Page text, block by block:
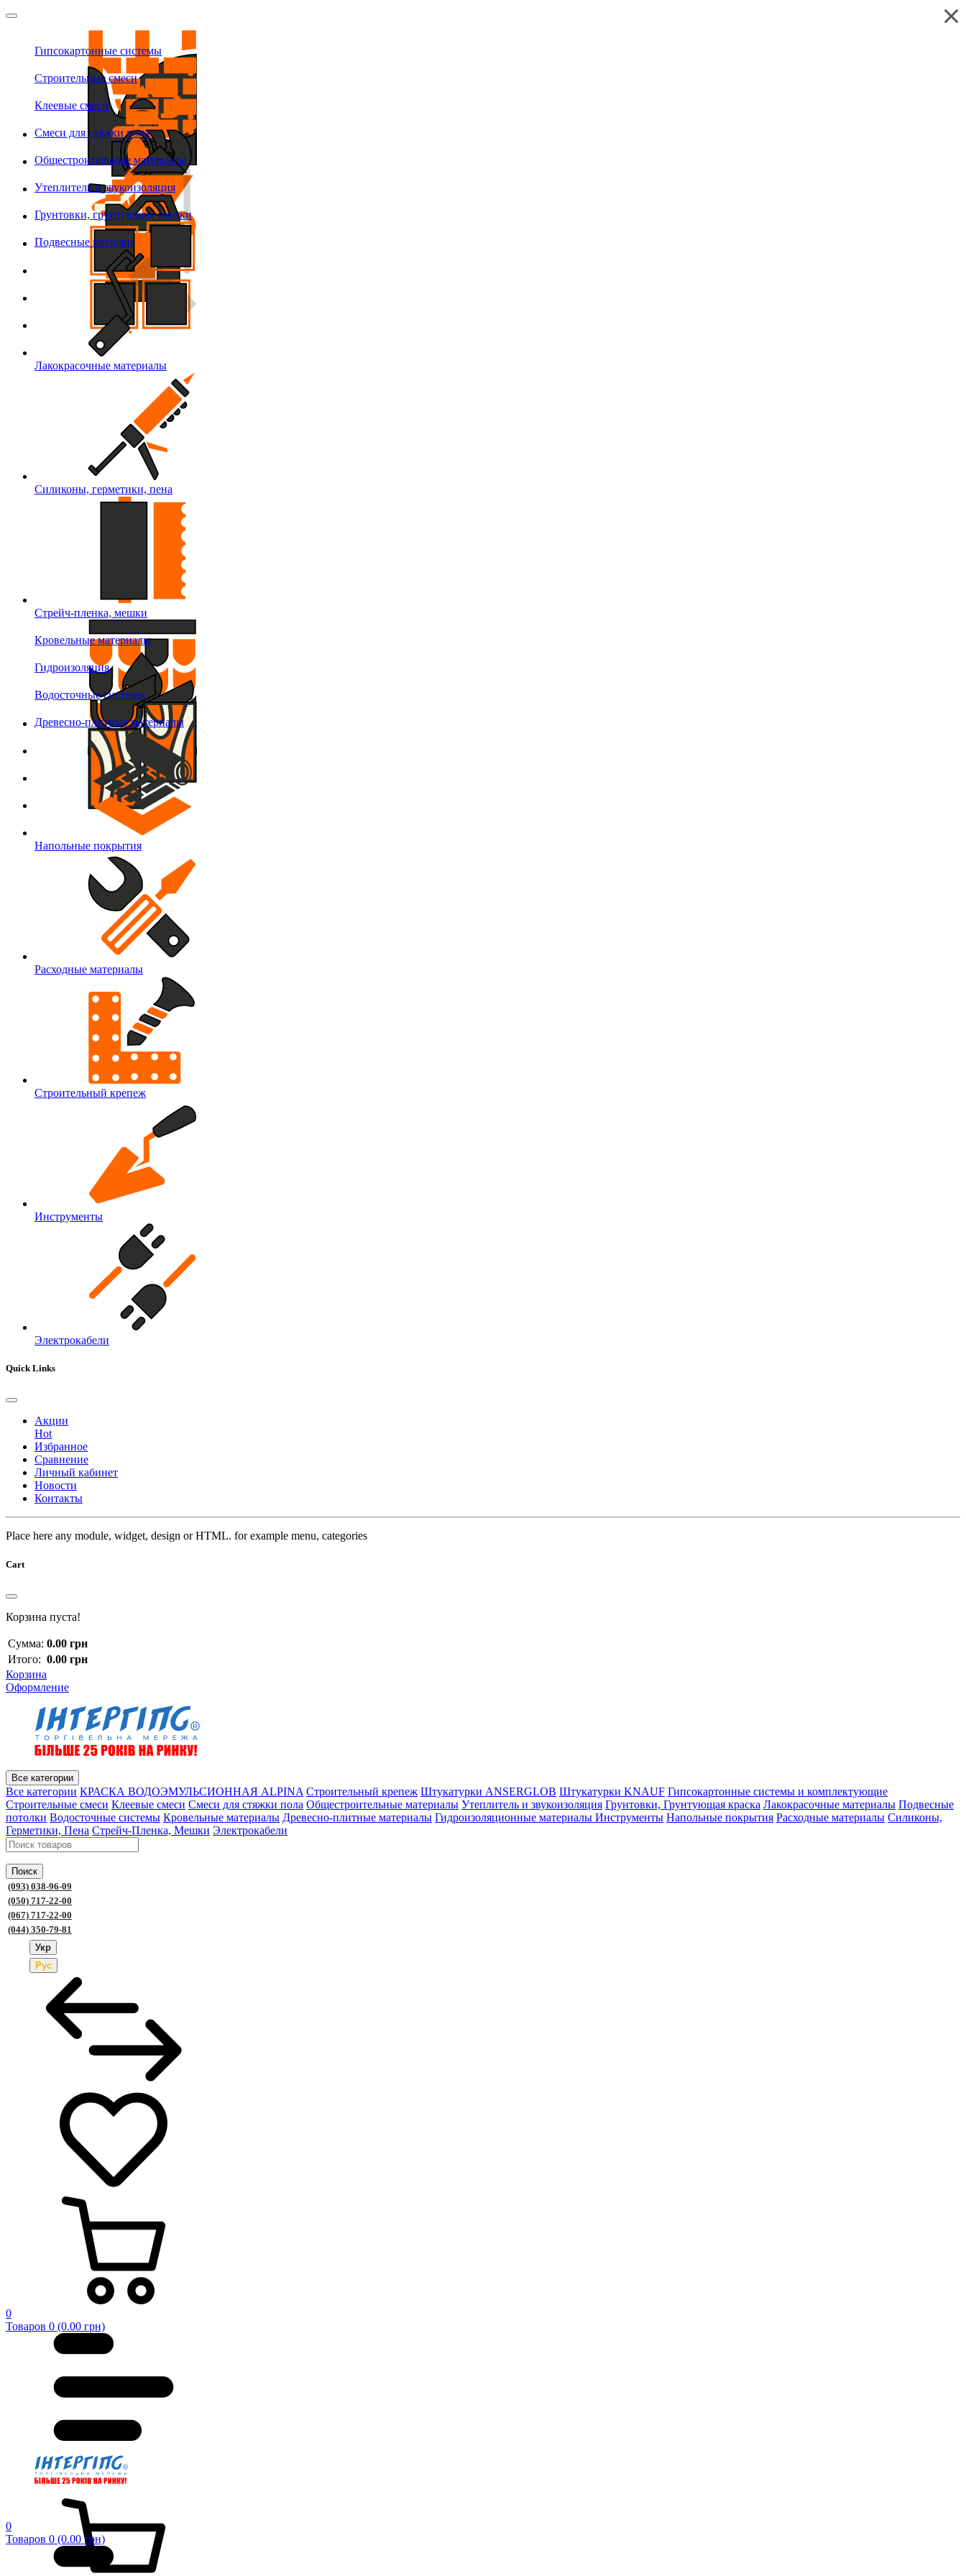
Гипсокартонные системы
Строительные смеси
Клеевые смеси
Смеси для стяжки пола
Общестроительные материалы
Утеплитель и звукоизоляция
Грунтовки, грунтующие краски
Подвесные потолки
Лакокрасочные материалы
Силиконы, герметики, пена
Стрейч-пленка, мешки
Кровельные материалы
Гидроизоляция
Водосточные системы
Древесно-плитные материалы
Напольные покрытия
Расходные материалы
Строительный крепеж
Инструменты
Электрокабели
Quick Links
Акции
Hot
Избранное
Сравнение
Личный кабинет
Новости
Контакты
Place here any module, widget, design or HTML. for example menu, categories
Cart
Корзина пуста!
Сумма: 0.00 грн
Итого: 0.00 грн
Корзина
Оформление
Все категории
Все категории КРАСКА ВОДОЭМУЛЬСИОННАЯ ALPINA Строительный крепеж Штукатурки ANSERGLOB Штукатурки KNAUF Гипсокартонные системы и комплектующие
Строительные смеси Клеевые смеси Смеси для стяжки пола Общестроительные материалы Утеплитель и звукоизоляция Грунтовки, Грунтующая краска Лакокрасочные материалы Подвесные
потолки Водосточные системы Кровельные материалы Древесно-плитные материалы Гидроизоляционные материалы Инструменты Напольные покрытия Расходные материалы Силиконы,
Герметики, Пена Стрейч-Пленка, Мешки Электрокабели
Поиск
(093) 038-96-09
(050) 717-22-00
(067) 717-22-00
(044) 350-79-81
Укр
Рус
0
Товаров 0 (0.00 грн)
0
Товаров 0 (0.00 грн)